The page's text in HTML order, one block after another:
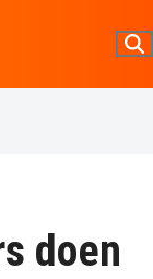
doen